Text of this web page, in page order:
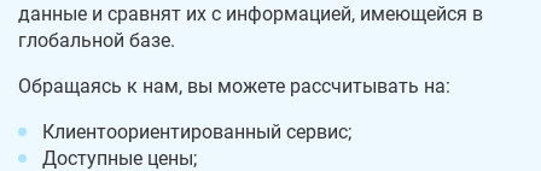
данные и сравнят их с информацией, имеющейся в
глобальной базе.
Обращаясь к нам, вы можете рассчитывать на:
Клиентоориентированный сервис;
Доступные цены;